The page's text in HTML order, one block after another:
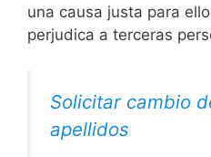
una causa justa para
perjudica a terceras
Solicitar cambio
apellidos